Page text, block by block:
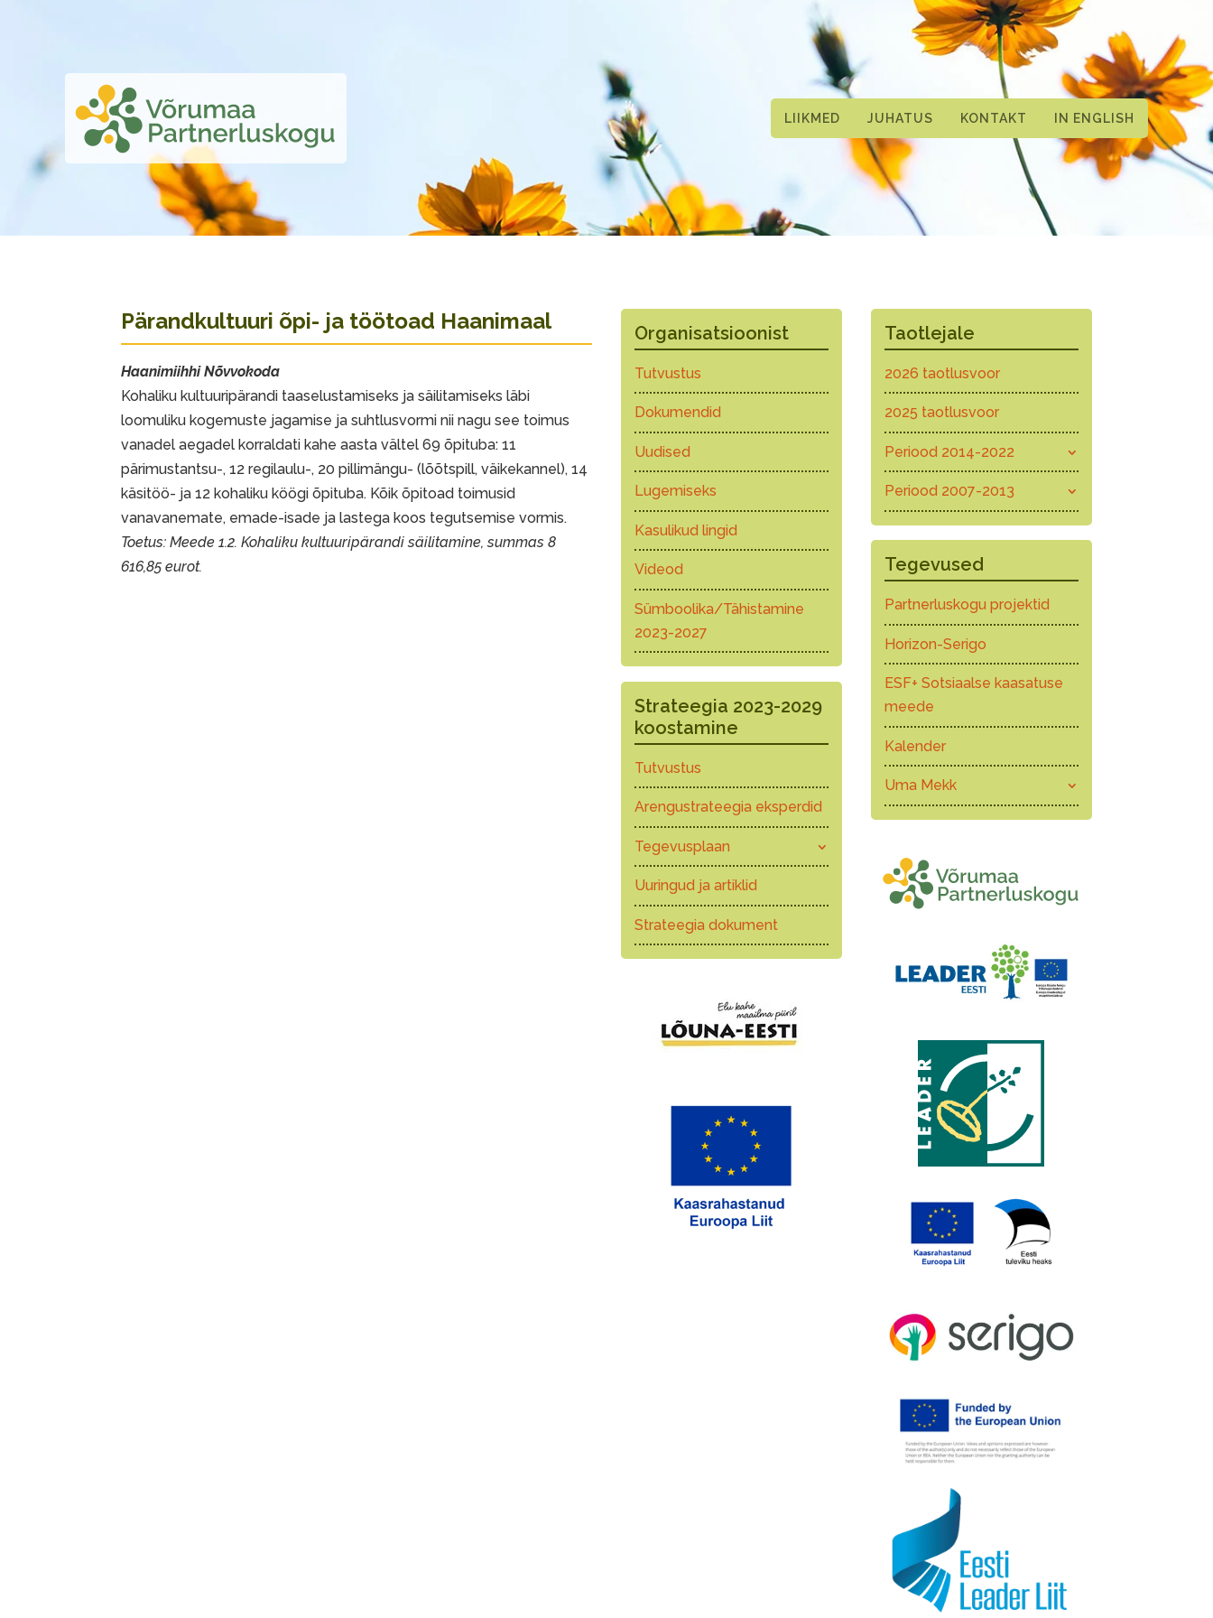
LIIKMED JUHATUS KONTAKT IN ENGLISH
Pärandkultuuri õpi- ja töötoad Haanimaal
Haanimiihhi Nõvvokoda
Kohaliku kultuuripärandi taaselustamiseks ja säilitamiseks läbi
loomuliku kogemuste jagamise ja suhtlusvormi nii nagu see toimus
vanadel aegadel korraldati kahe aasta vältel 69 õpituba: 11
pärimustantsu-, 12 regilaulu-, 20 pillimängu- (lõõtspill, väikekannel), 14
käsitöö- ja 12 kohaliku köögi õpituba. Kõik õpitoad toimusid
vanavanemate, emade-isade ja lastega koos tegutsemise vormis.
Toetus: Meede 1.2. Kohaliku kultuuripärandi säilitamine, summas 8
616,85 eurot.
Organisatsioonist
Tutvustus
Dokumendid
Uudised
Lugemiseks
Kasulikud lingid
Videod
Sümboolika/Tähistamine
2023-2027
Strateegia 2023-2029
koostamine
Tutvustus
Arengustrateegia eksperdid
Tegevusplaan
Uuringud ja artiklid
Strateegia dokument
Taotlejale
2026 taotlusvoor
2025 taotlusvoor
Periood 2014-2022
Periood 2007-2013
Tegevused
Partnerluskogu projektid
Horizon-Serigo
ESF+ Sotsiaalse kaasatuse
meede
Kalender
Uma Mekk